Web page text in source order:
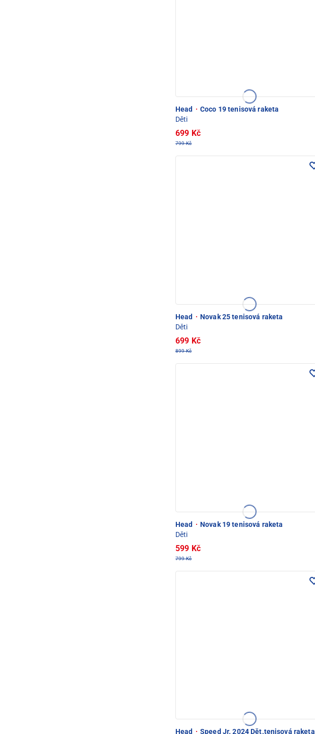
Head · Coco 19 tenisová raketa
Děti
699 Kč
799 Kč
Head · Novak 25 tenisová raketa
Děti
699 Kč
899 Kč
Head · Novak 19 tenisová raketa
Děti
599 Kč
799 Kč
Head · Speed Jr. 2024 Dět.tenisová raketa